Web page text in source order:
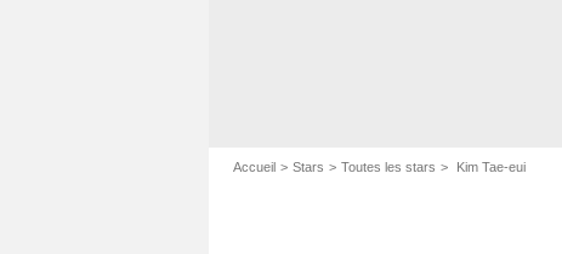
Accueil Stars Toutes les stars Kim Tae-eui